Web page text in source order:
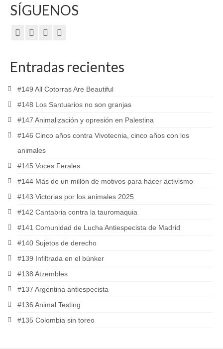
SÍGUENOS
Entradas recientes
#149 All Cotorras Are Beautiful
#148 Los Santuarios no son granjas
#147 Animalización y opresión en Palestina
#146 Cinco años contra Vivotecnia, cinco años con los
animales
#145 Voces Ferales
#144 Más de un millón de motivos para hacer activismo
#143 Victorias por los animales 2025
#142 Cantabria contra la tauromaquia
#141 Comunidad de Lucha Antiespecista de Madrid
#140 Sujetos de derecho
#139 Infiltrada en el búnker
#138 Atzembles
#137 Argentina antiespecista
#136 Animal Testing
#135 Colombia sin toreo